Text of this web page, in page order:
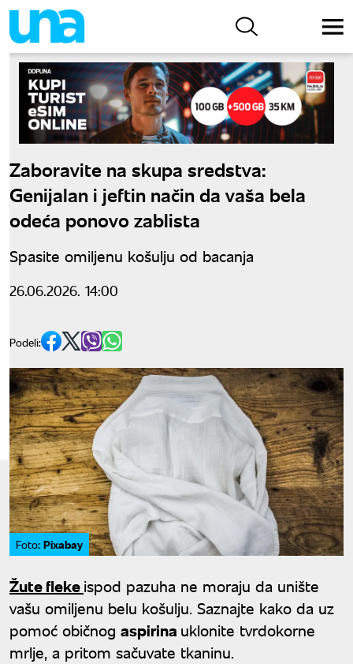
Zaboravite na skupa sredstva:
Genijalan i jeftin način da vaša bela
odeća ponovo zablista
Spasite omiljenu košulju od bacanja
26.06.2026. 14:00
Podeli:
Foto: Pixabay
Žute flekeispod pazuha ne moraju da unište
vašu omiljenu belu košulju. Saznajte kako da uz
pomoć običnog aspirina uklonite tvrdokorne
mrlje, a pritom sačuvate tkaninu.